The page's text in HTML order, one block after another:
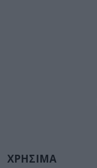
ΧΡΗΣΙΜΑ